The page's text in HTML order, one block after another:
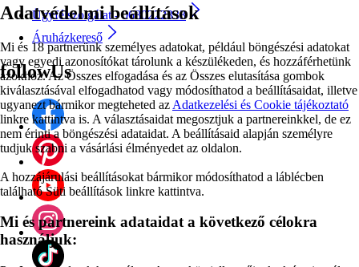
Adatvédelmi beállítások
Mi és 18 partnerünk személyes adatokat, például böngészési adatokat
vagy egyedi azonosítókat tárolunk a készülékeden, és hozzáférhetünk
azokhoz. Az Összes elfogadása és az Összes elutasítása gombok
kiválasztásával elfogadhatod vagy módosíthatod a beállításaidat, illetve
ugyanezt bármikor megteheted az Adatkezelési és Cookie tájékoztató
linkre kattintva is. A választásaidat megosztjuk a partnereinkkel, de ez
nem érinti a böngészési adataidat. A beállításaid alapján személyre
tudjuk szabni a vásárlási élményedet az oldalon.
A hozzájárulási beállításokat bármikor módosíthatod a láblécben
található Süti beállítások linkre kattintva.
Mi és partnereink adataidat a következő célokra
használjuk:
Ügyfélszolgálat - 0680222333
Áruházkereső
followUs